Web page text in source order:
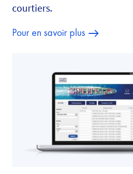
courtiers.
Pour en savoir plus